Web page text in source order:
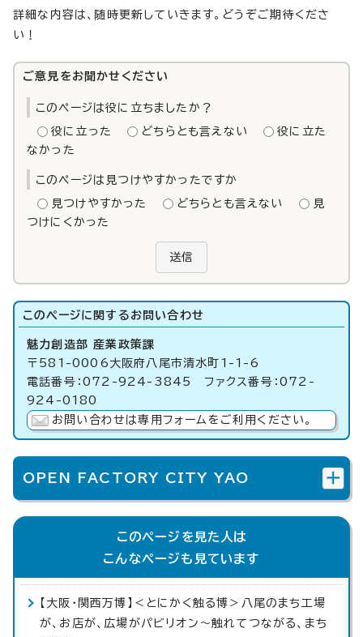
詳細な内容は、随時更新していきます。どうぞご期待くださ
い！
ご意見をお聞かせください
このページは役に立ちましたか？
役に立った どちらとも言えない
役に立た
なかった
このページは見つけやすかったですか
見つけやすかった どちらとも言えない
見
つけにくかった
送信
このページに関する お問い合わせ
魅力創造部 産業政策課
〒581-0006大阪府八尾市清水町1-1-6
電話番号：072-924-3845 ファクス番号：072-
924-0180
お問い合わせは専用フォームをご利用ください。
OPEN FACTORY CITY YAO
このページを見た人は
こんなページも見ています
【大阪・関西万博】＜とにかく触る博＞八尾のまち工場
が、お店が、広場がパビリオン～触れてつながる、まち